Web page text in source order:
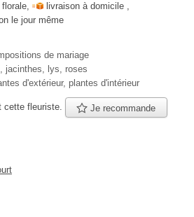
, livraison à domicile ,
le jour même
de mariage
jacinthes, lys, roses
d'extérieur, plantes d'intérieur
cette fleuriste. Je recommande